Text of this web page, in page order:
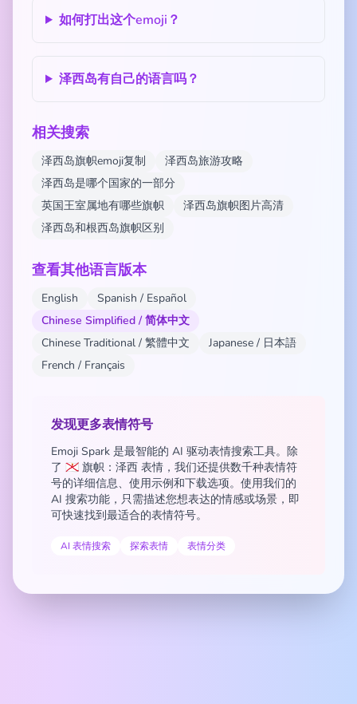
如何打出这个emoji？
泽西岛有自己的语言吗？
相关搜索
泽西岛旗帜emoji复制
泽西岛旅游攻略
泽西岛是哪个国家的一部分
英国王室属地有哪些旗帜
泽西岛旗帜图片高清
泽西岛和根西岛旗帜区别
查看其他语言版本
English
Spanish / Español
Chinese Simplified / 简体中文
Chinese Traditional / 繁體中文
Japanese / 日本語
French / Français
发现更多表情符号
Emoji Spark 是最智能的 AI 驱动表情搜索工具。除
了 🇯🇪 旗帜：泽西 表情，我们还提供数千种表情符
号的详细信息、使用示例和下载选项。使用我们的
AI 搜索功能，只需描述您想表达的情感或场景，即
可快速找到最适合的表情符号。
AI 表情搜索 探索表情 表情分类